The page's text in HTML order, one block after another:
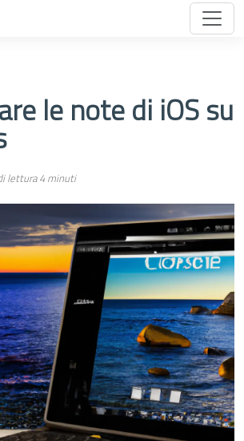
le note di iOS su
lettura 4 minuti